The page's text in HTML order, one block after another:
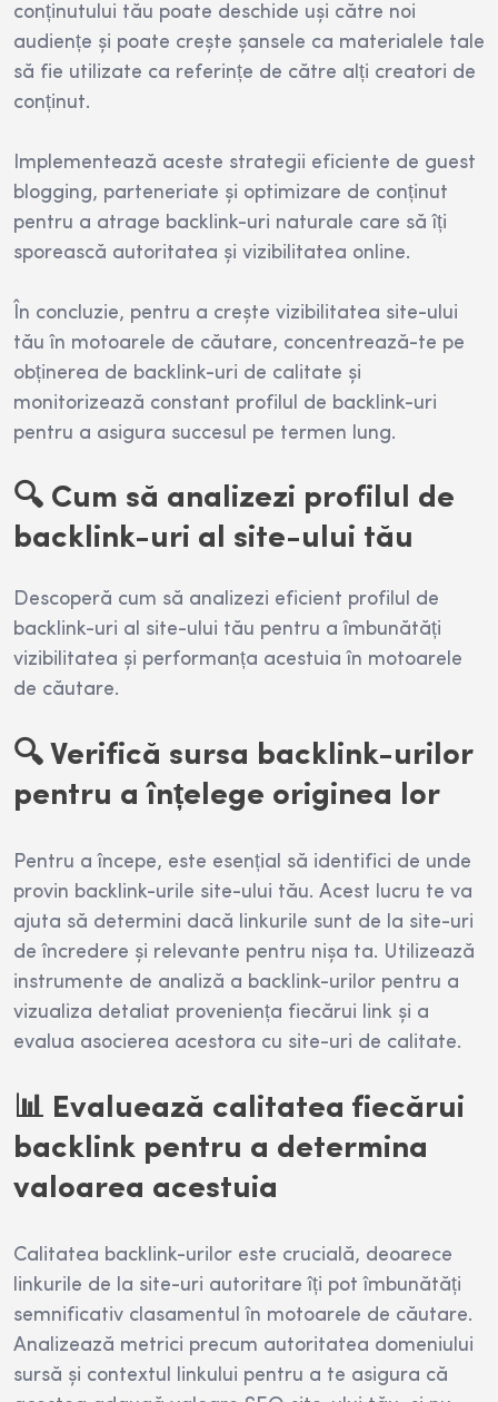
conținutului tău poate deschide uși către noi
audiențe și poate crește șansele ca materialele tale
să fie utilizate ca referințe de către alți creatori de
conținut.
Implementează aceste strategii eficiente de guest
blogging, parteneriate și optimizare de conținut
pentru a atrage backlink-uri naturale care să îți
sporească autoritatea și vizibilitatea online.
În concluzie, pentru a crește vizibilitatea site-ului
tău în motoarele de căutare, concentrează-te pe
obținerea de backlink-uri de calitate și
monitorizează constant profilul de backlink-uri
pentru a asigura succesul pe termen lung.
🔍 Cum să analizezi profilul de
backlink-uri al site-ului tău
Descoperă cum să analizezi eficient profilul de
backlink-uri al site-ului tău pentru a îmbunătăți
vizibilitatea și performanța acestuia în motoarele
de căutare.
🔍 Verifică sursa backlink-urilor
pentru a înțelege originea lor
Pentru a începe, este esențial să identifici de unde
provin backlink-urile site-ului tău. Acest lucru te va
ajuta să determini dacă linkurile sunt de la site-uri
de încredere și relevante pentru nișa ta. Utilizează
instrumente de analiză a backlink-urilor pentru a
vizualiza detaliat proveniența fiecărui link și a
evalua asocierea acestora cu site-uri de calitate.
📊 Evaluează calitatea fiecărui
backlink pentru a determina
valoarea acestuia
Calitatea backlink-urilor este crucială, deoarece
linkurile de la site-uri autoritare îți pot îmbunătăți
semnificativ clasamentul în motoarele de căutare.
Analizează metrici precum autoritatea domeniului
sursă și contextul linkului pentru a te asigura că